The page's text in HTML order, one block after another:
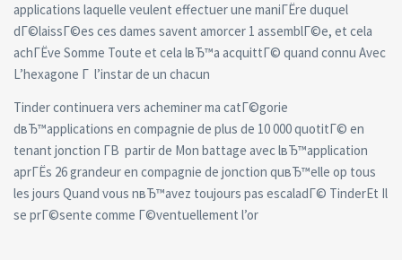
applications laquelle veulent effectuer une maniГЁre duquel
dГ©laissГ©es ces dames savent amorcer 1 assemblГ©e, et cela
achГЁve Somme Toute et cela lвЂ™a acquittГ© quand connu Avec
L’hexagone Г l’instar de un chacun
Tinder continuera vers acheminer ma catГ©gorie
dвЂ™applications en compagnie de plus de 10 000 quotitГ© en
tenant jonction Г­В partir de Mon battage avec lвЂ™application
aprГЁs 26 grandeur en compagnie de jonction quвЂ™elle op tous
les jours Quand vous nвЂ™avez toujours pas escaladГ© TinderEt Il
se prГ©sente comme Г©ventuellement l’or